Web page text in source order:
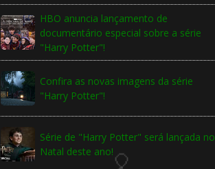
HBO anuncia lançamento de
documentário especial sobre a série
"Harry Potter"!
Confira as novas imagens da série
"Harry Potter"!
Série de "Harry Potter" será lançada no
Natal deste ano!